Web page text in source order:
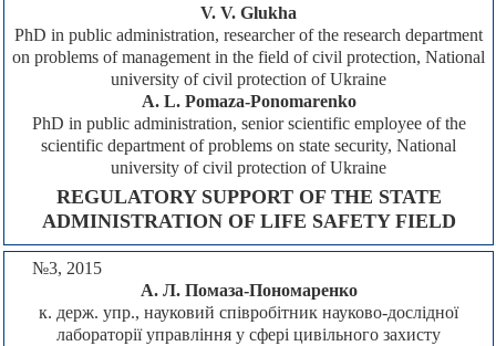
V. V. Glukha
PhD in public administration, researcher of the research department
on problems of management in the field of civil protection, National
university of civil protection of Ukraine
A. L. Pomaza-Ponomarenko
PhD in public administration, senior scientific employee of the
scientific department of problems on state security, National
university of civil protection of Ukraine
REGULATORY SUPPORT OF THE STATE
ADMINISTRATION OF LIFE SAFETY FIELD
№3, 2015
А. Л. Помаза-Пономаренко
к. держ. упр., науковий співробітник науково-дослідної
лабораторії управління у сфері цивільного захисту